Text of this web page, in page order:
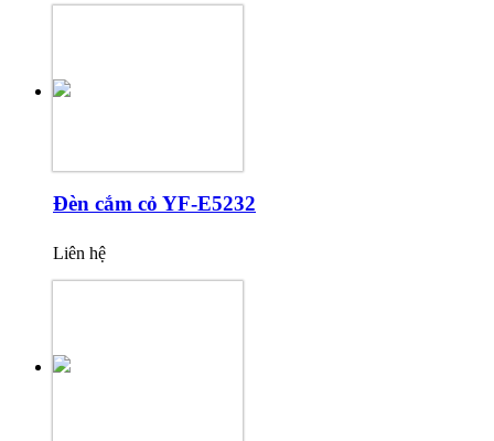
Đèn cắm cỏ YF-E5232
Liên hệ